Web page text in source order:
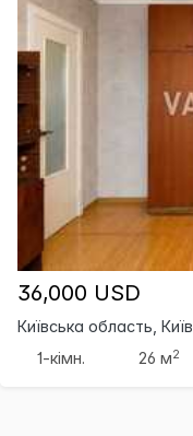
36,000 USD
Київська область, Київ
1-кімн.
26 м2